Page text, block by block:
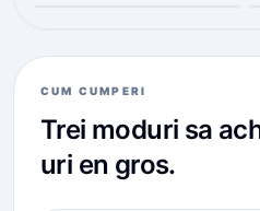
CUM CUMPERI
Trei moduri sa
uri en gros.